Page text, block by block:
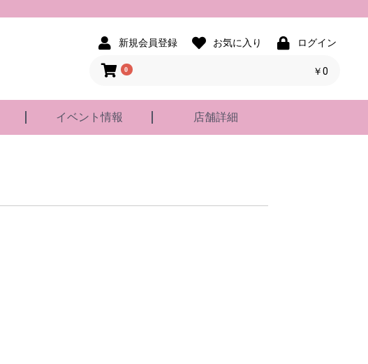
新規会員登録 お気に入り ログイン
0 ￥0
イベント情報 店舗詳細